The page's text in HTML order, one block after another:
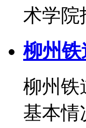
术学院
柳州铁
柳州
基本